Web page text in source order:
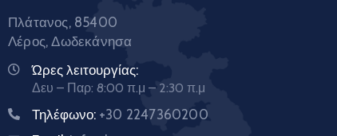
Πλάτανος, 85400
Λέρος, Δωδεκάνησα
Ώρες λειτουργίας:
Δευ – Παρ: 8:00 π.μ – 2:30 π.μ
Τηλέφωνο: +30 2247360200